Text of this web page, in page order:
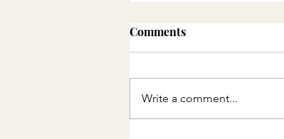
Comments
Write a comment...